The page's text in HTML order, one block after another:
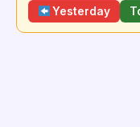
Yesterday